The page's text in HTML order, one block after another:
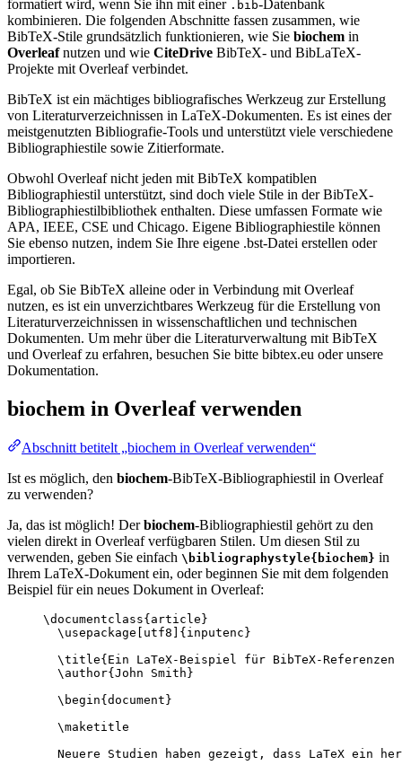
formatiert wird, wenn Sie ihn mit einer .bib-Datenbank
kombinieren. Die folgenden Abschnitte fassen zusammen, wie
BibTeX-Stile grundsätzlich funktionieren, wie Sie biochem in
Overleafnutzen und wie CiteDrive BibTeX- und BibLaTeX-
Projekte mit Overleaf verbindet.
BibTeX ist ein mächtiges bibliografisches Werkzeug zur Erstellung
von Literaturverzeichnissen in LaTeX-Dokumenten. Es ist eines der
meistgenutzten Bibliografie-Tools und unterstützt viele verschiedene
Bibliographiestile sowie Zitierformate.
Obwohl Overleaf nicht jeden mit BibTeX kompatiblen
Bibliographiestil unterstützt, sind doch viele Stile in der BibTeX-
Bibliographiestilbibliothek enthalten. Diese umfassen Formate wie
APA, IEEE, CSE und Chicago. Eigene Bibliographiestile können
Sie ebenso nutzen, indem Sie Ihre eigene .bst-Datei erstellen oder
importieren.
Egal, ob Sie BibTeX alleine oder in Verbindung mit Overleaf
nutzen, es ist ein unverzichtbares Werkzeug für die Erstellung von
Literaturverzeichnissen in wissenschaftlichen und technischen
Dokumenten. Um mehr über die Literaturverwaltung mit BibTeX
und Overleaf zu erfahren, besuchen Sie bitte bibtex.eu oder unsere
Dokumentation.
biochem in Overleaf verwenden
Abschnitt betitelt „biochem in Overleaf verwenden“
Ist es möglich, den biochem-BibTeX-Bibliographiestil in Overleaf
zu verwenden?
Ja, das ist möglich! Derbiochem-Bibliographiestil gehört zu den
vielen direkt in Overleaf verfügbaren Stilen. Um diesen Stil zu
verwenden, geben Sie einfach \bibliographystyle{biochem} in
Ihrem LaTeX-Dokument ein, oder beginnen Sie mit dem folgenden
Beispiel für ein neues Dokument in Overleaf:
\documentclass{ article }
\usepackage
utf8 ]{ inputenc }
\title{Ein LaTeX-Beispiel für BibTeX-
\author{John Smith}
\begin{ document }
\maketitle
Neuere Studien haben gezeigt, dass LaTeX ein